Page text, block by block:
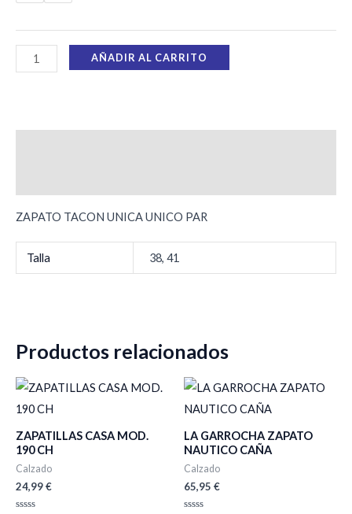
AÑADIR AL CARRITO
ZAPATO TACON UNICA UNICO PAR
Talla 38, 41
Productos relacionados
ZAPATILLAS CASA MOD.
190 CH
Calzado
24,99€
LA GARROCHA ZAPATO
NAUTICO CAÑA
Calzado
65,95 €